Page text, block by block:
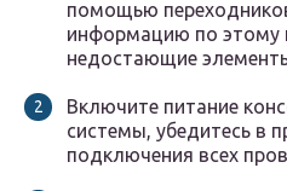
помощью
информацию по этому
недостающие
Включите питание
системы, убедитесь в
подключения всех